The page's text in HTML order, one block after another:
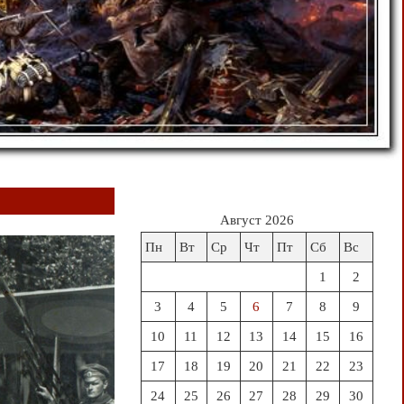
Август 2026
Пн
Вт Ср Чт Пт Сб Вс
1 2
3 4 5 6 7 8 9
10 11 12 13 14 15 16
17 18 19 20 21 22 23
24 25 26 27 28 29 30